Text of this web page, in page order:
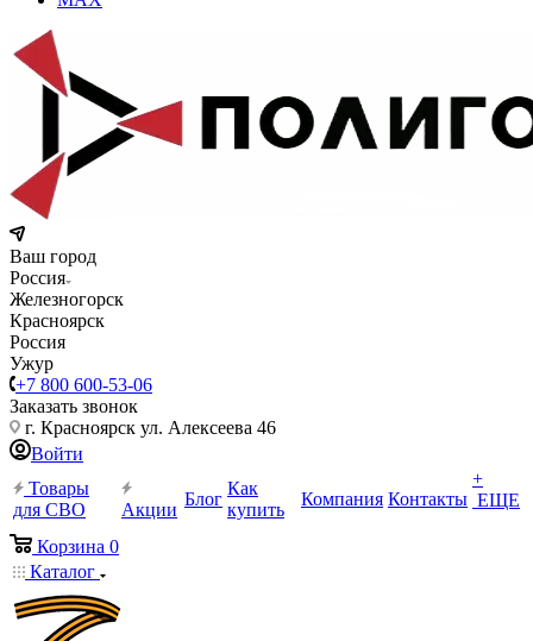
Ваш город
Россия
Железногорск
Красноярск
Россия
Ужур
+7 800 600-53-06
Заказать звонок
г. Красноярск ул. Алексеева 46
Войти
Товары
для СВО
Акции
Блог
Как
купить
Компания Контакты
+
ЕЩЕ
Корзина 0
Каталог